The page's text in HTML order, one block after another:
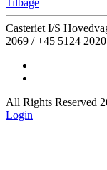
Casteriet I/S
2069 / +45 5124 2020
All Rights Reserved
Login